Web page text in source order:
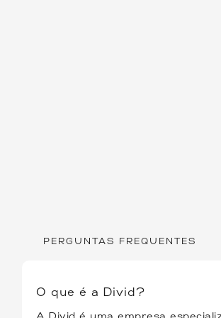
PERGUNTAS FREQUENTES
O que é a Divid?